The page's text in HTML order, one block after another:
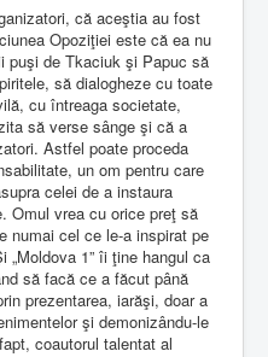
că aceştia au fost
Opoziţiei este că ea nu
puşi de Tkaciuk şi Papuc să
să dialogheze cu toate
cu întreaga societate,
să verse sânge şi că a
Astfel poate proceda
un om pentru care
celei de a instaura
Omul vrea cu orice preţ să
numai cel ce le-a inspirat pe
1” îi ţine hangul ca
să facă ce a făcut până
prezentarea, iarăşi, doar a
şi demonizându-le
coautorul talentat al